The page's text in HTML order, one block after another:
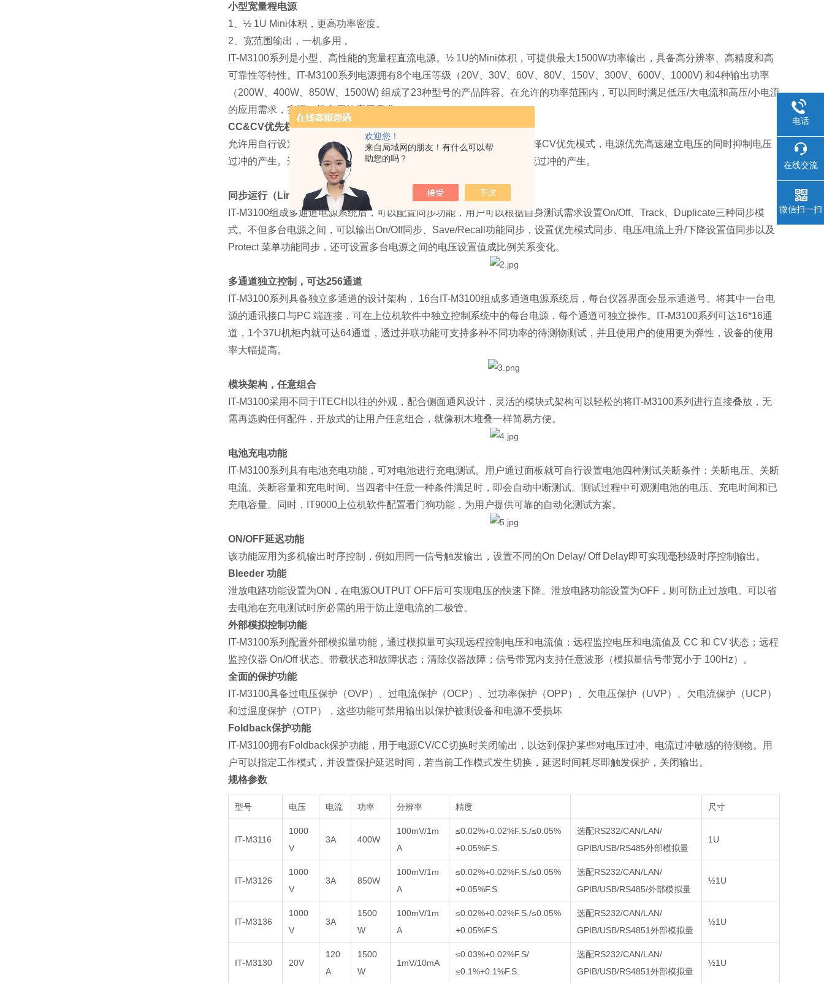
欢迎您！
来自局域网的朋友！有什么可以帮
助您的吗？
小型宽量程电源
1、½ 1U Mini体积，更高功率密度。
2、宽范围输出，一机多用 。
IT-M3100系列是小型、高性能的宽量程直流电源。½ 1U的Mini体积，可提供最大1500W功率输出，具备高分辨率、高精度和高
可靠性等特性。IT-M3100系列电源拥有8个电压等级（20V、30V、60V、80V、150V、300V、600V、1000V) 和4种输出功率
（200W、400W、850W、1500W) 组成了23种型号的产品阵容。在允许的功率范围内，可以同时满足低压/大电流和高压/小电流
的应用需求，实现一机多用的应用需求。
CC&CV优先权功能
允许用自行设定电源ON时的输出模式，防止电源输出ON时的过冲。选择CV优先模式，电源优先高速建立电压的同时抑制电压
过冲的产生。选择CC优先模式，电源优先高速建立电流的同时抑制电流过冲的产生。
同步运行（Link）
IT-M3100组成多通道电源系统后，可以配置同步功能，用户可以根据自身测试需求设置On/Off、Track、Duplicate三种同步模
式。不但多台电源之间，可以输出On/Off同步、Save/Recall功能同步，设置优先模式同步、电压/电流上升/下降设置值同步以及
Protect 菜单功能同步，还可设置多台电源之间的电压设置值成比例关系变化。
多通道独立控制，可达256通道
IT-M3100系列具备独立多通道的设计架构， 16台IT-M3100组成多通道电源系统后，每台仪器界面会显示通道号。将其中一台电
源的通讯接口与PC 端连接，可在上位机软件中独立控制系统中的每台电源，每个通道可独立操作。IT-M3100系列可达16*16通
道，1个37U机柜内就可达64通道，透过并联功能可支持多种不同功率的待测物测试，并且使用户的使用更为弹性，设备的使用
率大幅提高。
模块架构，任意组合
IT-M3100采用不同于ITECH以往的外观，配合侧面通风设计，灵活的模块式架构可以轻松的将IT-M3100系列进行直接叠放，无
需再选购任何配件，开放式的让用户任意组合，就像积木堆叠一样简易方便。
电池充电功能
IT-M3100系列具有电池充电功能，可对电池进行充电测试。用户通过面板就可自行设置电池四种测试关断条件：关断电压、关断
电流、关断容量和充电时间。当四者中任意一种条件满足时，即会自动中断测试。测试过程中可观测电池的电压、充电时间和已
充电容量。同时，IT9000上位机软件配置看门狗功能，为用户提供可靠的自动化测试方案。
ON/OFF延迟功能
该功能应用为多机输出时序控制，例如用同一信号触发输出，设置不同的On Delay/ Off Delay即可实现毫秒级时序控制输出。
Bleeder 功能
泄放电路功能设置为ON，在电源OUTPUT OFF后可实现电压的快速下降。泄放电路功能设置为OFF，则可防止过放电。可以省
去电池在充电测试时所必需的用于防止逆电流的二极管。
外部模拟控制功能
IT-M3100系列配置外部模拟量功能，通过模拟量可实现远程控制电压和电流值；远程监控电压和电流值及 CC 和 CV 状态；远程
监控仪器 On/Off 状态、带载状态和故障状态；清除仪器故障；信号带宽内支持任意波形（模拟量信号带宽小于 100Hz）。
全面的保护功能
IT-M3100具备过电压保护（OVP）、过电流保护（OCP）、过功率保护（OPP）、欠电压保护（UVP）、欠电流保护（UCP）
和过温度保护（OTP），这些功能可禁用输出以保护被测设备和电源不受损坏
Foldback保护功能
IT-M3100拥有Foldback保护功能，用于电源CV/CC切换时关闭输出，以达到保护某些对电压过冲、电流过冲敏感的待测物。用
户可以指定工作模式，并设置保护延迟时间，若当前工作模式发生切换，延迟时间耗尽即触发保护，关闭输出。
规格参数
型号 电压 电流 功率 分辨率 精度 尺寸
IT-M3116
1000
V
3A 400W
100mV/1m
A
≤0.02%+0.02%F.S./≤0.05%
+0.05%F.S.
选配RS232/CAN/LAN/
GPIB/USB/RS485外部模拟量
1U
IT-M3126
1000
V
3A 850W
100mV/1m
A
≤0.02%+0.02%F.S./≤0.05%
+0.05%F.S.
选配RS232/CAN/LAN/
GPIB/USB/RS485/外部模拟量
½1U
IT-M3136
1000
V
3A
1500
W
100mV/1m
A
≤0.02%+0.02%F.S./≤0.05%
+0.05%F.S.
选配RS232/CAN/LAN/
GPIB/USB/RS4851外部模拟量
½1U
IT-M3130 20V
120
A
1500
W
1mV/10mA
≤0.03%+0.02%F.S/
≤0.1%+0.1%F.S.
选配RS232/CAN/LAN/
GPIB/USB/RS4851外部模拟量
½1U
电话
在线交流
微信扫一扫